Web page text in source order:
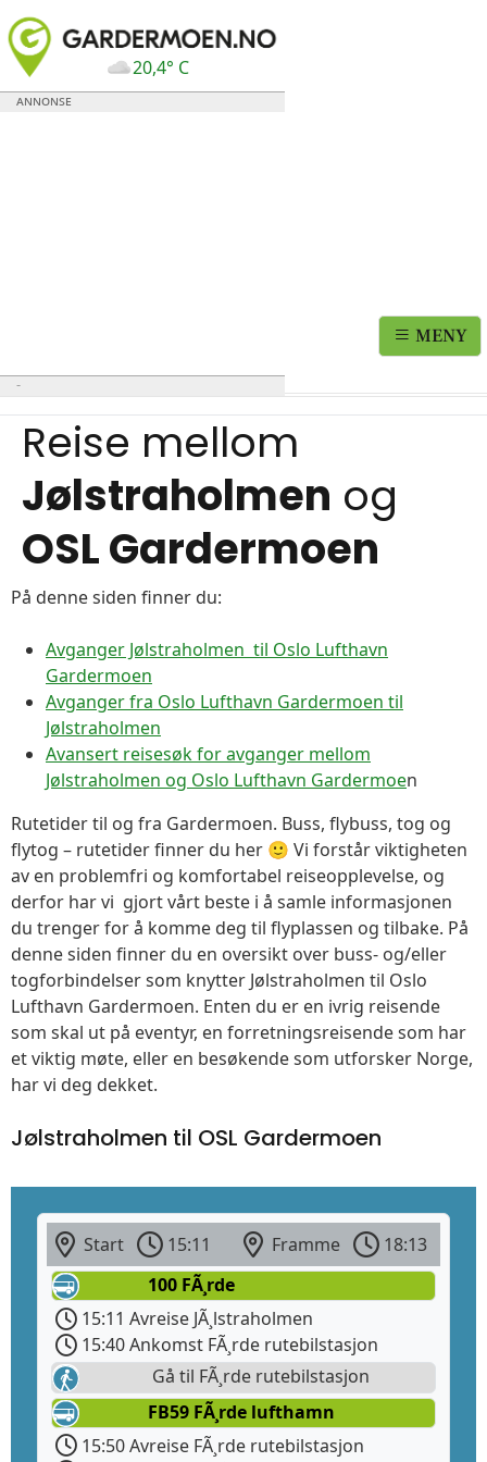
20,4° C
MENY
Reise mellom
Jølstraholmen og
OSL Gardermoen
På denne siden finner du:
Avganger Jølstraholmen til Oslo Lufthavn
Gardermoen
Avganger fra Oslo Lufthavn Gardermoen til
Jølstraholmen
Avansert reisesøk for avganger mellom
Jølstraholmen og Oslo Lufthavn Gardermoen
Rutetider til og fra Gardermoen. Buss, flybuss, tog og
flytog – rutetider finner du her 🙂 Vi forstår viktigheten
av en problemfri og komfortabel reiseopplevelse, og
derfor har vi gjort vårt beste i å samle informasjonen
du trenger for å komme deg til flyplassen og tilbake. På
denne siden finner du en oversikt over buss- og/eller
togforbindelser som knytter Jølstraholmen til Oslo
Lufthavn Gardermoen. Enten du er en ivrig reisende
som skal ut på eventyr, en forretningsreisende som har
et viktig møte, eller en besøkende som utforsker Norge,
har vi deg dekket.
Jølstraholmen til OSL Gardermoen
Start 15:11 Framme
18:13
100 FÃ¸rde
15:11 Avreise JÃ¸lstraholmen
15:40 Ankomst FÃ¸rde rutebilstasjon
Gå til FÃ¸rde rutebilstasjon
FB59 FÃ¸rde lufthamn
15:50 Avreise FÃ¸rde rutebilstasjon